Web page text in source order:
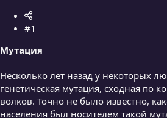
#1
Мутация
Несколько лет назад у некоторых
генетическая мутация, сходная по
волков. Точно не было известно,
населения был носителем такой